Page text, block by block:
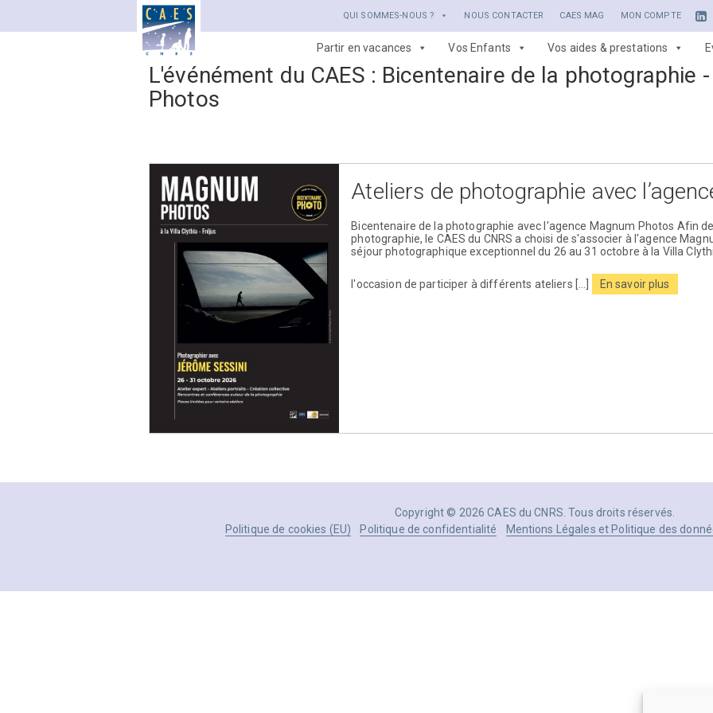
QUI SOMMES-NOUS ? NOUS CONTACTER CAES MAG MON COMPTE
Partir en vacances Vos Enfants Vos aides & prestations
L'événément du CAES : Bicentenaire de la photographie
Photos
Ateliers de photographie avec
Bicentenaire de la photographie avec l'agence Magnum Photos Afin
photographie, le CAES du CNRS a choisi de s'associer à l'agence
séjour photographique exceptionnel du 26 au 31 octobre à la Villa
l'occasion de participer à différents ateliers [...] En savoir plus
Copyright © 2026 CAES du CNRS. Tous droits réservés.
Politique de cookies (EU)
Politique de confidentialité Mentions Légales et Politique des